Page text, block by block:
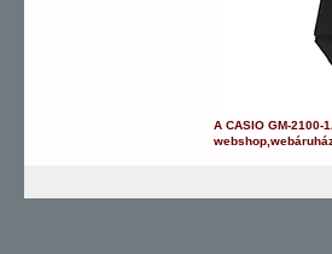
ACASIO GM-2100-
webshop ,